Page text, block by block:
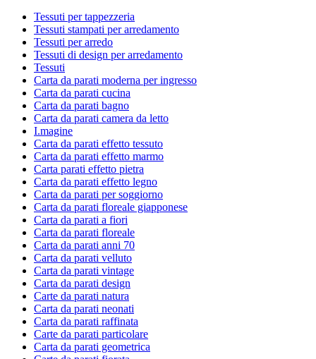
Tessuti per tappezzeria
Tessuti stampati per arredamento
Tessuti per arredo
Tessuti di design per arredamento
Tessuti
Carta da parati moderna per ingresso
Carta da parati cucina
Carta da parati bagno
Carta da parati camera da letto
I.magine
Carta da parati effetto tessuto
Carta da parati effetto marmo
Carta parati effetto pietra
Carta da parati effetto legno
Carta da parati per soggiorno
Carta da parati floreale giapponese
Carta da parati a fiori
Carta da parati floreale
Carta da parati anni 70
Carta da parati velluto
Carta da parati vintage
Carta da parati design
Carte da parati natura
Carta da parati neonati
Carta da parati raffinata
Carte da parati particolare
Carta da parati geometrica